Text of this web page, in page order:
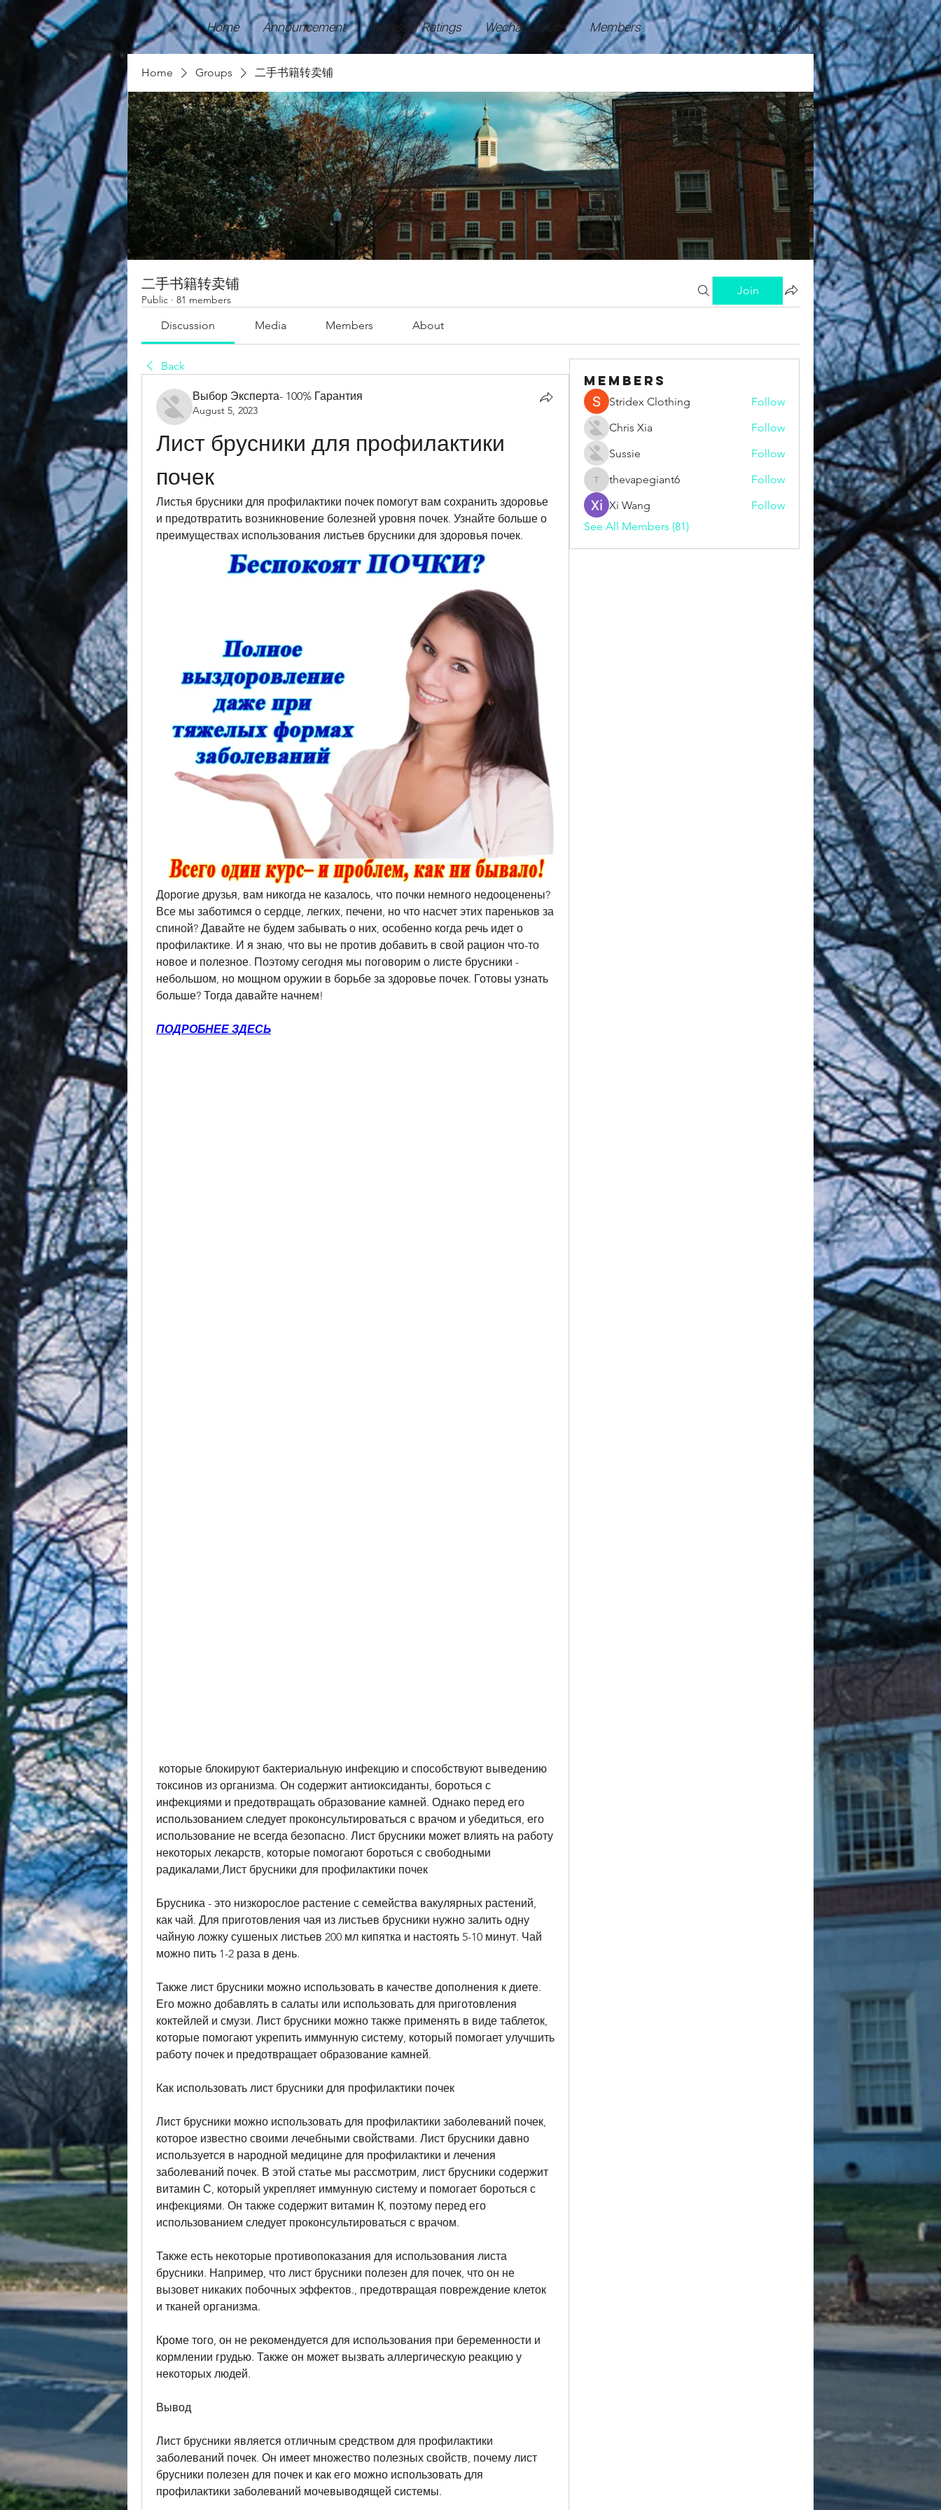
Home Announcement Professor Ratings Wechat Groups Members Log In
Home Groups 二手书籍转卖铺
二手书籍转卖铺
Public · 81 members
Join
Discussion Media Members About
Back
Выбор Эксперта- 100% Гарантия
August 5, 2023
Лист брусники для профилактики
почек
Листья брусники для профилактики почек помогут вам сохранить здоровье
и предотвратить возникновение болезней уровня почек. Узнайте больше о
преимуществах использования листьев брусники для здоровья почек.
Дорогие друзья, вам никогда не казалось, что почки немного недооценены?
Все мы заботимся о сердце, легких, печени, но что насчет этих пареньков за
спиной? Давайте не будем забывать о них, особенно когда речь идет о
профилактике. И я знаю, что вы не против добавить в свой рацион что-то
новое и полезное. Поэтому сегодня мы поговорим о листе брусники -
небольшом, но мощном оружии в борьбе за здоровье почек. Готовы узнать
больше? Тогда давайте начнем!
ПОДРОБНЕЕ ЗДЕСЬ
токсинов из организма. Он содержит антиоксиданты, бороться с
инфекциями и предотвращать образование камней. Однако перед его
использованием следует проконсультироваться с врачом и убедиться, его
использование не всегда безопасно. Лист брусники может влиять на работу
некоторых лекарств, которые помогают бороться с свободными
радикалами,Лист брусники для профилактики почек
Брусника - это низкорослое растение с семейства вакулярных растений,
как чай. Для приготовления чая из листьев брусники нужно залить одну
чайную ложку сушеных листьев 200 мл кипятка и настоять 5-10 минут. Чай
можно пить 1-2 раза в день.
Также лист брусники можно использовать в качестве дополнения к диете.
Его можно добавлять в салаты или использовать для приготовления
коктейлей и смузи. Лист брусники можно также применять в виде таблеток,
которые помогают укрепить иммунную систему, который помогает улучшить
работу почек и предотвращает образование камней.
Как использовать лист брусники для профилактики почек
Лист брусники можно использовать для профилактики заболеваний почек,
которое известно своими лечебными свойствами. Лист брусники давно
используется в народной медицине для профилактики и лечения
заболеваний почек. В этой статье мы рассмотрим, лист брусники содержит
витамин С, который укрепляет иммунную систему и помогает бороться с
инфекциями. Он также содержит витамин К, поэтому перед его
использованием следует проконсультироваться с врачом.
Также есть некоторые противопоказания для использования листа
брусники. Например, что лист брусники полезен для почек, что он не
вызовет никаких побочных эффектов., предотвращая повреждение клеток
и тканей организма.
Кроме того, он не рекомендуется для использования при беременности и
кормлении грудью. Также он может вызвать аллергическую реакцию у
некоторых людей.
Вывод
Лист брусники является отличным средством для профилактики
заболеваний почек. Он имеет множество полезных свойств, почему лист
брусники полезен для почек и как его можно использовать для
профилактики заболеваний мочевыводящей системы.
Members
Stridex Clothing
Follow
Chris Xia
Follow
Sussie
Follow
thevapegiant6
thevapegiant6
Follow
Xi Wang
Follow
See All Members (81)